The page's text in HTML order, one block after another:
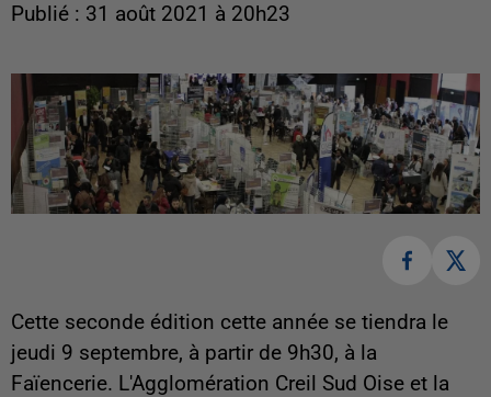
Publié : 31 août 2021 à 20h23
Cette seconde édition cette année se tiendra le
jeudi 9 septembre, à partir de 9h30, à la
Faïencerie. L'Agglomération Creil Sud Oise et la